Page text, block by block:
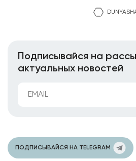
Подписывайся на
актуальных новостей
ПОДПИСЫВАЙСЯ НА TELEGRAM